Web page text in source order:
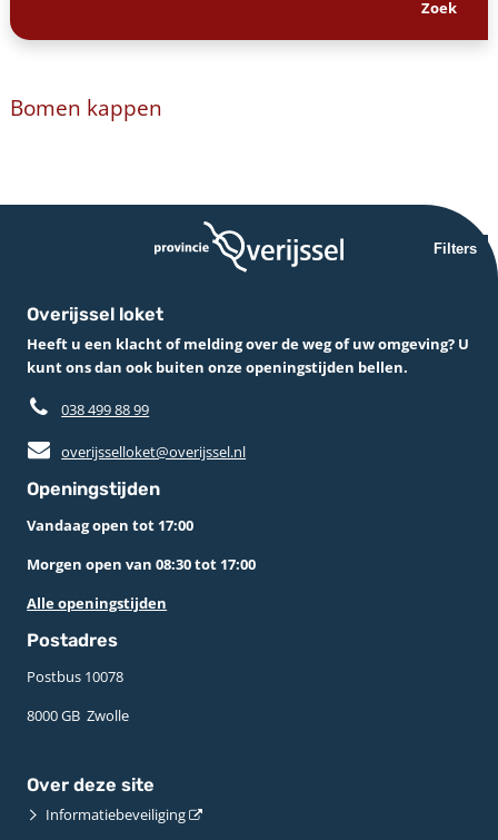
Bomen kappen
Filters
Overijssel loket
Heeft u een klacht of melding over de weg of uw omgeving? U
kunt ons dan ook buiten onze openingstijden bellen.
038 499 88 99
overijsselloket@overijssel.nl
Openingstijden
Vandaag open tot 17:00
Morgen open van 08:30 tot 17:00
Alle openingstijden
Postadres
Postbus 10078 ­
8000 GB ­ Zwolle
Over deze site
Informatiebeveiliging